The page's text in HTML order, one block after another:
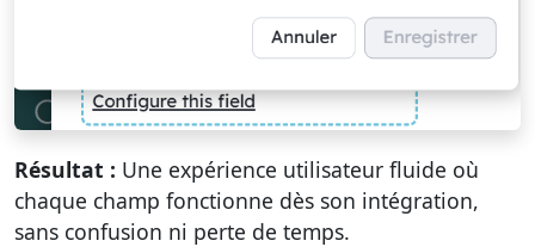
Résultat : Une expérience utilisateur fluide où
chaque champ fonctionne dès son intégration,
sans confusion ni perte de temps.